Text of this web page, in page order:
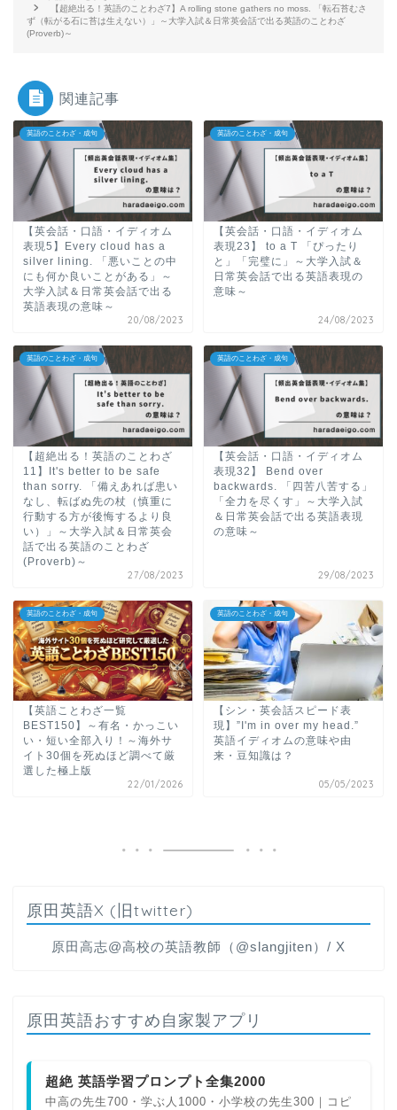
【超絶出る！英語のことわざ7】A rolling stone gathers no moss. 「転石苔むさ
ず（転がる石に苔は生えない）」～大学入試＆日常英会話で出る英語のことわざ
(Proverb)～
関連記事
英語のことわざ・成句
【英会話・口語・イディオム
表現5】Every cloud has a
silver lining. 「悪いことの中
にも何か良いことがある」～
大学入試＆日常英会話で出る
英語表現の意味～
20/08/2023
英語のことわざ・成句
【英会話・口語・イディオム
表現23】 to a T 「ぴったり
と」「完璧に」～大学入試＆
日常英会話で出る英語表現の
意味～
24/08/2023
英語のことわざ・成句
【超絶出る！英語のことわざ
11】It's better to be safe
than sorry. 「備えあれば患い
なし、転ばぬ先の杖（慎重に
行動する方が後悔するより良
い）」～大学入試＆日常英会
話で出る英語のことわざ
(Proverb)～
27/08/2023
英語のことわざ・成句
【英会話・口語・イディオム
表現32】 Bend over
backwards. 「四苦八苦する」
「全力を尽くす」～大学入試
＆日常英会話で出る英語表現
の意味～
29/08/2023
英語のことわざ・成句
【英語ことわざ一覧
BEST150】～有名・かっこい
い・短い全部入り！～海外サ
イト30個を死ぬほど調べて厳
選した極上版
22/01/2026
英語のことわざ・成句
【シン・英会話スピード表
現】”I'm in over my head.”
英語イディオムの意味や由
来・豆知識は？
05/05/2023
原田英語X (旧twitter)
原田高志@高校の英語教師（@slangjiten）/ X
原田英語おすすめ自家製アプリ
超絶 英語学習プロンプト全集2000
中高の先生700・学ぶ人1000・小学校の先生300｜コピ